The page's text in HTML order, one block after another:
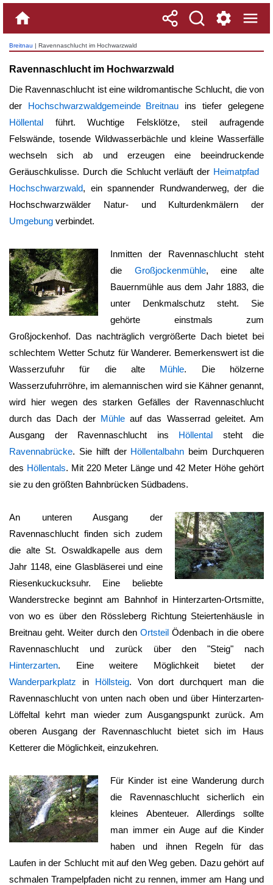
Breitnau | Ravennaschlucht im Hochwarzwald
Ravennaschlucht im Hochwarzwald
Die Ravennaschlucht ist eine wildromantische Schlucht, die von
der Hochschwarzwaldgemeinde Breitnau ins tiefer gelegene
Höllental führt. Wuchtige Felsklötze, steil aufragende
Felswände, tosende Wildwasserbächle und kleine Wasserfälle
wechseln sich ab und erzeugen eine beeindruckende
Geräuschkulisse. Durch die Schlucht verläuft der Heimatpfad
Hochschwarzwald, ein spannender Rundwanderweg, der die
Hochschwarzwälder Natur- und Kulturdenkmälern der
Umgebung verbindet.
Inmitten der Ravennaschlucht steht
die Großjockenmühle, eine alte
Bauernmühle aus dem Jahr 1883, die
unter Denkmalschutz steht. Sie
gehörte einstmals zum
Großjockenhof. Das nachträglich vergrößerte Dach bietet bei
schlechtem Wetter Schutz für Wanderer. Bemerkenswert ist die
Wasserzufuhr für die alte Mühle. Die hölzerne
Wasserzufuhrröhre, im alemannischen wird sie Kähner genannt,
wird hier wegen des starken Gefälles der Ravennaschlucht
durch das Dach der Mühleauf das Wasserrad geleitet. Am
Ausgang der Ravennaschlucht ins Höllental steht die
Ravennabrücke. Sie hilft der Höllentalbahn beim Durchqueren
des Höllentals. Mit 220 Meter Länge und 42 Meter Höhe gehört
sie zu den größten Bahnbrücken Südbadens.
An unteren Ausgang der
Ravennaschlucht finden sich zudem
die alte St. Oswaldkapelle aus dem
Jahr 1148, eine Glasbläserei und eine
Riesenkuckucksuhr. Eine beliebte
Wanderstrecke beginnt am Bahnhof in Hinterzarten-Ortsmitte,
von wo es über den Rössleberg Richtung Steiertenhäusle in
Breitnau geht. Weiter durch denOrtsteil Ödenbach in die obere
Ravennaschlucht und zurück über den "Steig" nach
Hinterzarten. Eine weitere Möglichkeit bietet der
Wanderparkplatz in Höllsteig. Von dort durchquert man die
Ravennaschlucht von unten nach oben und über Hinterzarten-
Löffeltal kehrt man wieder zum Ausgangspunkt zurück. Am
oberen Ausgang der Ravennaschlucht bietet sich im Haus
Ketterer die Möglichkeit, einzukehren.
Für Kinder ist eine Wanderung durch
die Ravennaschluchtsicherlich ein
kleines Abenteuer. Allerdings sollte
man immer ein Auge auf die Kinder
haben und ihnen Regeln für das
Laufen in der Schlucht mit auf den Weg geben. Dazu gehört auf
schmalen Trampelpfaden nicht zu rennen, immer am Hang und